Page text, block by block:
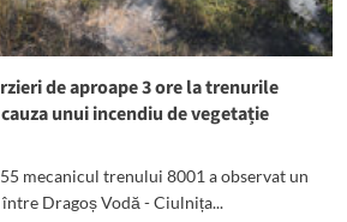
de aproape 3 ore la trenurile
unui incendiu de vegetație
mecanicul trenului 8001 a observat un
Dragoș Vodă - Ciulnița...